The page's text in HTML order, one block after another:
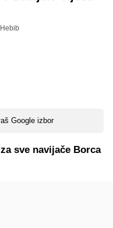
Hebib
Google izbor
sve navijače Borca